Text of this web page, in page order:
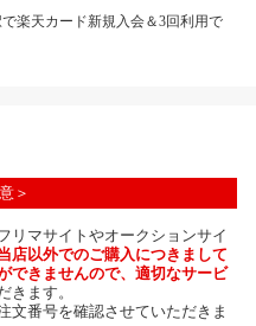
楽天カード新規入会＆3回利用で
＞
リマサイトやオークションサイ
店以外でのご購入につきまして
できませんので、適切なサービ
きます。
文番号を確認させていただきま